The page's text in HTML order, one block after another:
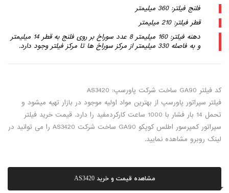
فلنج فیلتر: 360 میلیمتر
قطر فیلتر: 210 میلیمتر
دهنه فیلتر: 160 میلیمتر 8 عدد سوراخ بر روی فلنج به قطر 14 میلیمتر
و به فاصله 330 میلیمتر از مرکز سوراخ ها تا مرکز فیلتر وجود دارد.
کد فیلتر GA90 ساخت شرکت پاورسپ: AS3420
فیلتر سپراتور پاورسپ از بهترین مواد اولیه موجود در بازار تهیه میشود و
تحمل 14 بار فشار با 1000 ساعت کارکردمفید را دارد. قیمت خرید فیلتر
سپراتور کمپرسور اطلس کوپکو GA90 ساخت شرکت AS3420 را می توانید در
لینک روبرو مشاهده نمایید.
مشاهده قیمت و خرید AS3420